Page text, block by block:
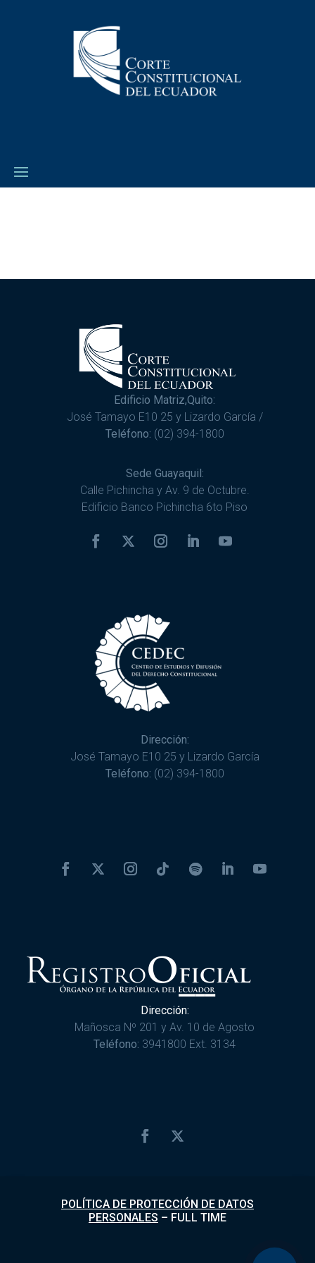
Edificio Matriz,Quito:
José Tamayo E10 25 y Lizardo García /
Teléfono: (02) 394-1800
Sede Guayaquil:
Calle Pichincha y Av. 9 de Octubre.
Edificio Banco Pichincha 6to Piso
Dirección:
José Tamayo E10 25 y Lizardo García
Teléfono: (02) 394-1800
Dirección:
Mañosca Nº 201 y Av. 10 de Agosto
Teléfono: 3941800 Ext. 3134
POLÍTICA DE PROTECCIÓN DE DATOS
PERSONALES – FULL TIME